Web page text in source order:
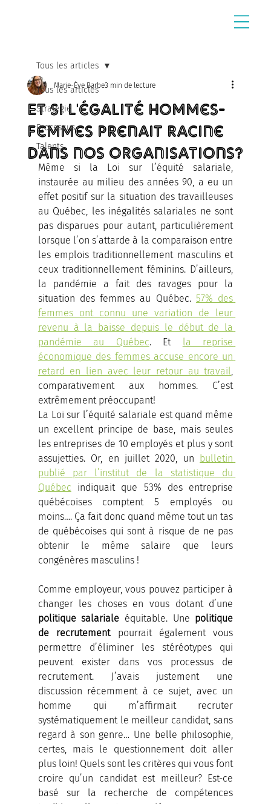
Tous les articles
Stratégie
Processus
Talents
Tous les articles
Et si l'égalité hommes-
femmes prenait racine
dans nos organisations?
Marie-Ève Barbe3 min de lecture
Même si la Loi sur l’équité salariale,
instaurée au milieu des années 90, a eu un
effet positif sur la situation des travailleuses
au Québec, les inégalités salariales ne sont
pas disparues pour autant, particulièrement
lorsque l’on s’attarde à la comparaison entre
les emplois traditionnellement masculins et
ceux traditionnellement féminins. D’ailleurs,
la pandémie a fait des ravages pour la
situation des femmes au Québec. 57% des
femmes ont connu une variation de leur
revenu à la baisse depuis le début de la
pandémie au Québec. Et la reprise
économique des femmes accuse encore un
retard en lien avec leur retour au travail,
comparativement aux hommes. C’est
extrêmement préoccupant!
La Loi sur l’équité salariale est quand même
un excellent principe de base, mais seules
les entreprises de 10 employés et plus y sont
assujetties. Or, en juillet 2020, un bulletin
publié par l’institut de la statistique du
Québec indiquait que 53% des entreprise
québécoises comptent 5 employés ou
moins…. Ça fait donc quand même tout un tas
de québécoises qui sont à risque de ne pas
obtenir le même salaire que leurs
congénères masculins !
Comme employeur, vous pouvez participer à
politique salariale équitable. Une politique
de recrutement pourrait également vous
permettre d’éliminer les stéréotypes qui
peuvent exister dans vos processus de
recrutement. J’avais justement une
discussion récemment à ce sujet, avec un
homme qui m’affirmait recruter
systématiquement le meilleur candidat, sans
regard à son genre… Une belle philosophie,
certes, mais le questionnement doit aller
plus loin! Quels sont les critères qui vous font
croire qu’un candidat est meilleur? Est-ce
basé sur la recherche de compétences